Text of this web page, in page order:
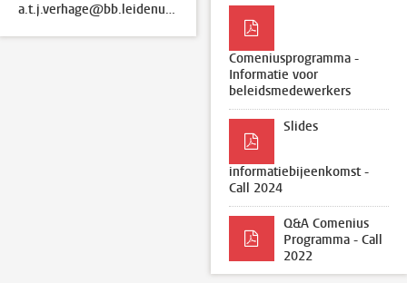
a.t.j.verhage@bb.leidenuniv.nl
Comeniusprogramma -
Informatie voor
beleidsmedewerkers
Slides
informatiebijeenkomst -
Call 2024
Q&A Comenius
Programma - Call
2022